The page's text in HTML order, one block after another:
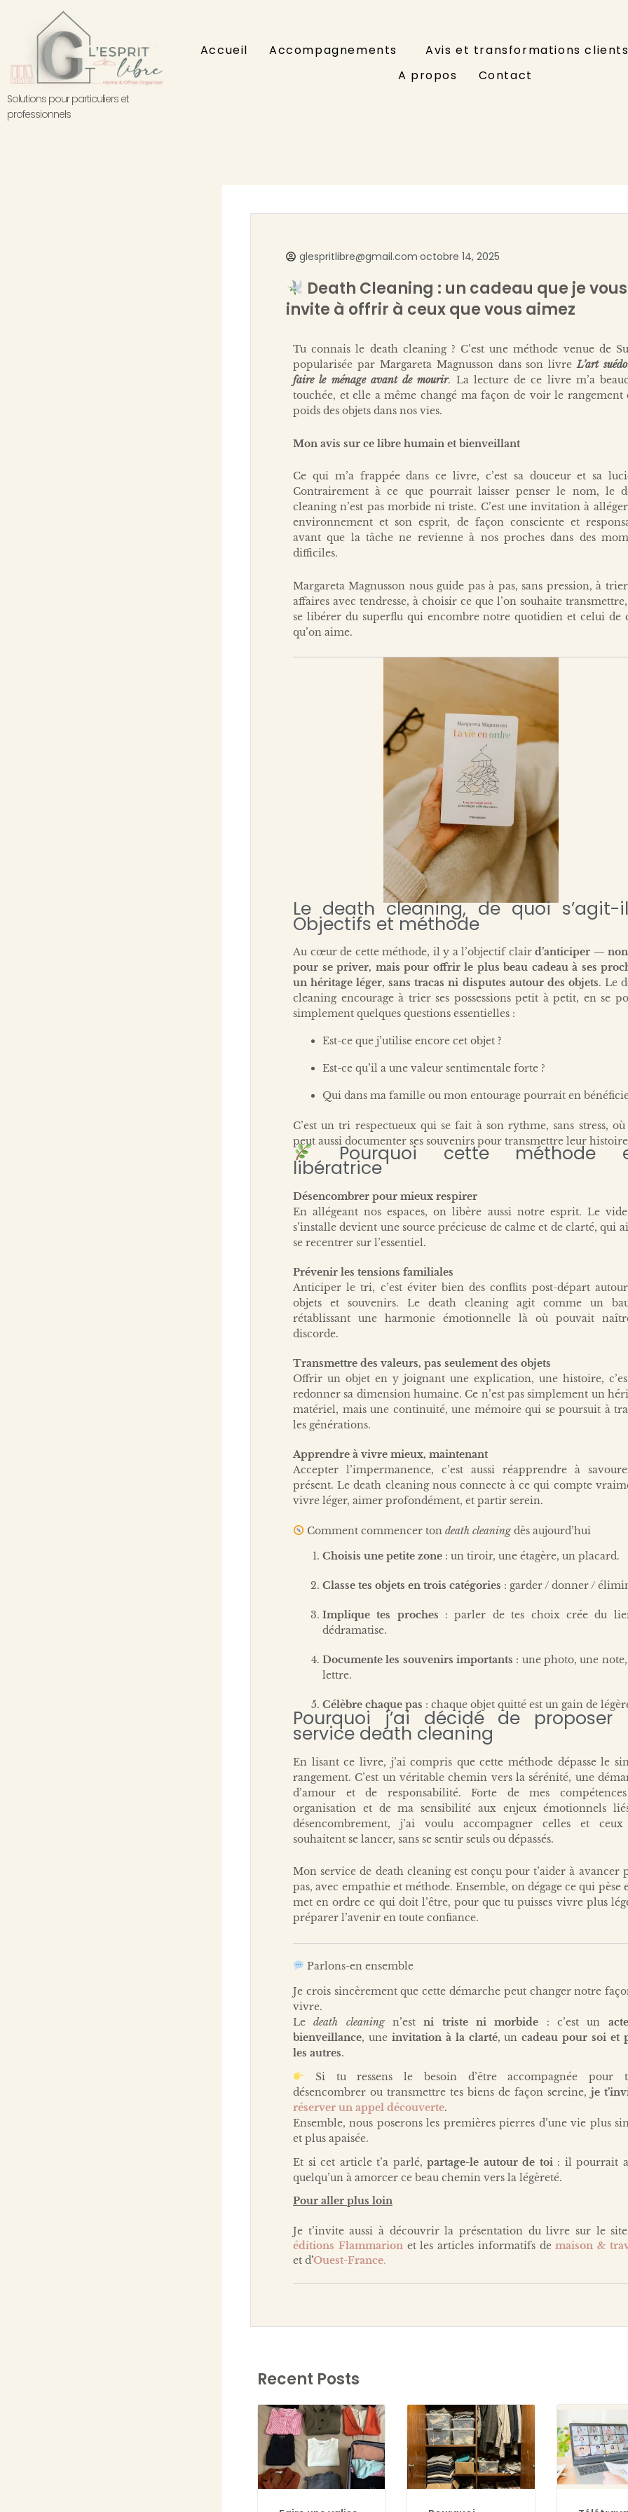
contenu
Solutions pour particuliers et
professionnels
Accueil Accompagnements
Avis et transformations
A propos
Contact
glespritlibre@gmail.com octobre 14, 2025
Death Cleaning : un cadeau que je vous
invite à offrir à ceux que vous aimez
Tu connais le death cleaning ? C’est une méthode venue de
popularisée par Margareta Magnusson dans son livreL’art
faire le ménage avant de mourir. La lecture de ce livre m’a
touchée, et elle a même changé ma façon de voir le rangement
poids des objets dans nos vies.
Mon avis sur ce libre humain et bienveillant
Ce qui m’a frappée dans ce livre, c’est sa douceur et sa
Contrairement à ce que pourrait laisser penser le nom, le
cleaning n’est pas morbide ni triste. C’est une invitation à
environnement et son esprit, de façon consciente et
avant que la tâche ne revienne à nos proches dans des
difficiles.
Margareta Magnusson nous guide pas à pas, sans pression, à
affaires avec tendresse, à choisir ce que l’on souhaite
se libérer du superflu qui encombre notre quotidien et celui de
qu’on aime.
Le death cleaning, de quoi s’agit-
Objectifs et méthode
Au cœur de cette méthode, il y a l’objectif claird’anticiper —
pour se priver, mais pour offrir le plus beau cadeau à ses
un héritage léger, sans tracas ni disputes autour des objets. Le
cleaning encourage à trier ses possessions petit à petit, en se
simplement quelques questions essentielles :
Est-ce que j’utilise encore cet objet ?
Est-ce qu’il a une valeur sentimentale forte ?
Qui dans ma famille ou mon entourage pourrait en
C’est un tri respectueux qui se fait à son rythme, sans stress, où
peut aussi documenter ses souvenirs pour transmettre leur
Pourquoi cette méthode
libératrice
Désencombrer pour mieux respirer
En allégeant nos espaces, on libère aussi notre esprit. Le
s’installe devient une source précieuse de calme et de clarté, qui
se recentrer sur l’essentiel.
Prévenir les tensions familiales
Anticiper le tri, c’est éviter bien des conflits post-départ
objets et souvenirs. Le death cleaning agit comme un
rétablissant une harmonie émotionnelle là où pouvait
discorde.
Transmettre des valeurs, pas seulement des objets
Offrir un objet en y joignant une explication, une histoire,
redonner sa dimension humaine. Ce n’est pas simplement un
matériel, mais une continuité, une mémoire qui se poursuit à
les générations.
Apprendre à vivre mieux, maintenant
Accepter l’impermanence, c’est aussi réapprendre à
présent. Le death cleaning nous connecte à ce qui compte
vivre léger, aimer profondément, et partir serein.
Comment commencer ton death cleaningdès aujourd’hui
Choisis une petite zone : un tiroir, une étagère, un placard.
Classe tes objets en trois catégories : garder / donner /
Implique tes proches : parler de tes choix crée du
dédramatise.
Documente les souvenirs importants : une photo, une
lettre.
Célèbre chaque pas : chaque objet quitté est un gain de
Pourquoi j’ai décidé de proposer
service death cleaning
En lisant ce livre, j’ai compris que cette méthode dépasse le
rangement. C’est un véritable chemin vers la sérénité, une
d’amour et de responsabilité. Forte de mes
organisation et de ma sensibilité aux enjeux émotionnels
désencombrement, j’ai voulu accompagner celles et
souhaitent se lancer, sans se sentir seuls ou dépassés.
Mon service de death cleaning est conçu pour t’aider à avancer
pas, avec empathie et méthode. Ensemble, on dégage ce qui pèse
met en ordre ce qui doit l’être, pour que tu puisses vivre plus
préparer l’avenir en toute confiance.
Parlons-en ensemble
Je crois sincèrement que cette démarche peut changer notre
vivre.
Ledeath cleaningn’estni triste ni morbide : c’est un
bienveillance, une invitation à la clarté, uncadeau pour soi et
les autres.
Si tu ressens le besoin d’être accompagnée pour
désencombrer ou transmettre tes biens de façon sereine, je
réserver un appel découverte.
Ensemble, nous poserons les premières pierres d’une vie plus
et plus apaisée.
Et si cet article t’a parlé,partage-le autour de toi: il pourrait
quelqu’un à amorcer ce beau chemin vers la légèreté.
Pour aller plus loin
Je t’invite aussi à découvrir la présentation du livre sur le
éditions Flammarionet les articles informatifs demaison &
et d’Ouest-France.
Recent Posts